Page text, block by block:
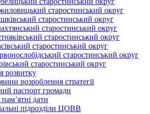
старостинський округ
старостинський округ
старостинський округ
старостинський округ
старостинський округ
старостинський округ
старостинський округ
розвитку
розроблення стратегії
паспорт громади
дати
підрозділи ЦОВВ